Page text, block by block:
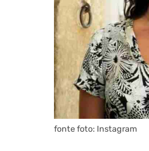
fonte foto: Instagram